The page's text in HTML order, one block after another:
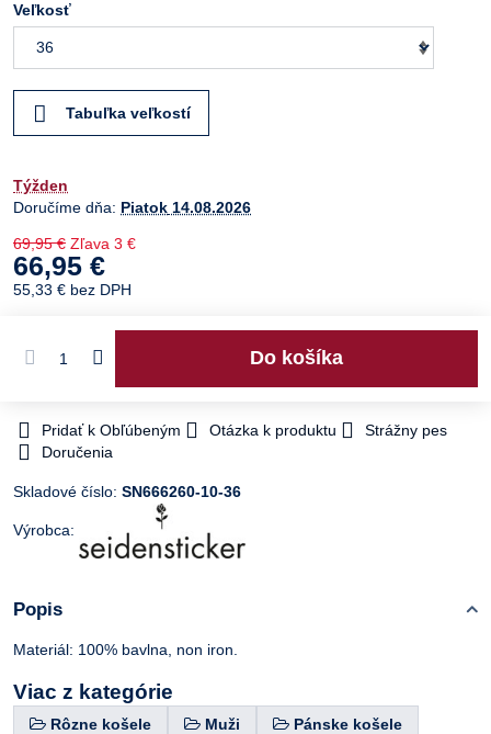
Veľkosť
Tabuľka veľkostí
Týžden
Doručíme dňa: Piatok 14.08.2026
69,95 € Zľava 3 €
66,95 €
55,33 € bez DPH
Do košíka
Pridať k Obľúbeným Otázka k produktu
Strážny pes
Doručenia
Skladové číslo: SN666260-10-36
Výrobca:
Popis
Materiál: 100% bavlna, non iron.
Viac z kategórie
Rôzne košele Muži Pánske košele